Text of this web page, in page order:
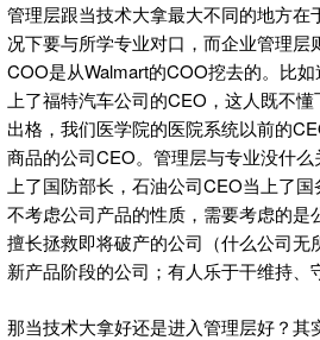
管理层跟当技术大拿最大不同的地方在
况下要与所学专业对口，而企业管理层
COO是从Walmart的COO挖去的。比
上了福特汽车公司的CEO，这人既不
出格，我们医学院的医院系统以前的
商品的公司CEO。管理层与专业没什
上了国防部长，石油公司CEO当上了
不考虑公司产品的性质，需要考虑的是
擅长拯救即将破产的公司（什么公司无
新产品阶段的公司；有人乐于干维持、
那当技术大拿好还是进入管理层好？其